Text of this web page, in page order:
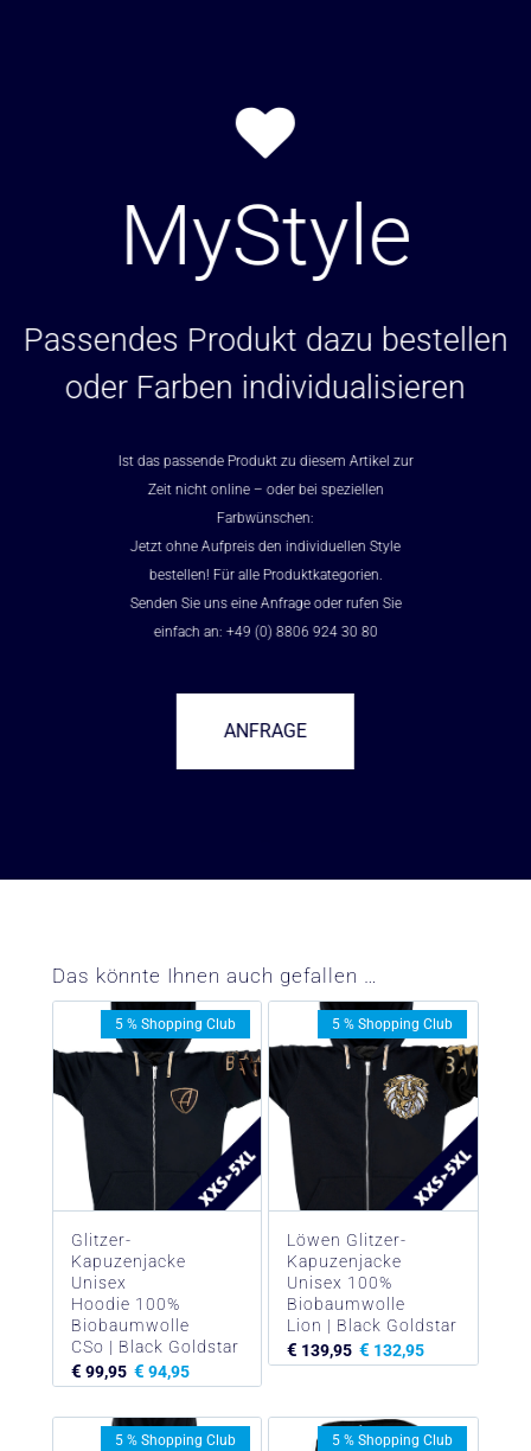
MyStyle
Passendes Produkt dazu bestellen
oder Farben individualisieren
Ist das passende Produkt zu diesem Artikel zur
Zeit nicht online – oder bei speziellen
Farbwünschen:
Jetzt ohne Aufpreis den individuellen Style
bestellen! Für alle Produktkategorien.
Senden Sie uns eine Anfrage oder rufen Sie
einfach an: +49 (0) 8806 924 30 80
ANFRAGE
Das könnte Ihnen auch gefallen …
Glitzer-
Kapuzenjacke
Unisex
Hoodie 100%
Biobaumwolle
CSo | Black Goldstar
€ 99,95 € 94,95
5 % Shopping Club
Löwen Glitzer-
Kapuzenjacke
Unisex 100%
Biobaumwolle
Lion | Black Goldstar
€ 139,95 € 132,95
5 % Shopping Club
5 % Shopping Club 5 % Shopping Club